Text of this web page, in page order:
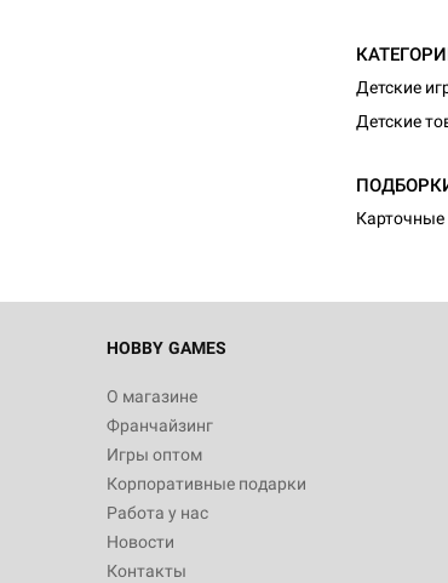
Детские
Детские
Карточные
HOBBY GAMES
О магазине
Франчайзинг
Игры оптом
Корпоративные подарки
Работа у нас
Новости
Контакты
Настольная игра Hobby World Монстры
Белая смерть
12 990
Настольная игра Hobby World Берсерк.
3 490